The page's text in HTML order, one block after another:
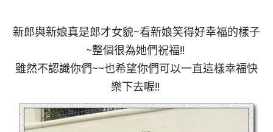
新郎與新娘真是郎才女貌~看新娘笑得好幸福的樣子
~整個很為她們祝福!!
雖然不認識你們~~也希望你們可以一直這樣幸福快
樂下去喔!!